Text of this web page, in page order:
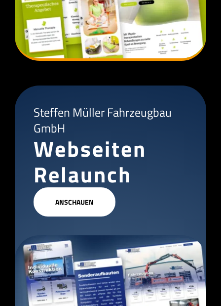
Steffen Müller Fahrzeugbau
GmbH
Webseiten
Relaunch
ANSCHAUEN